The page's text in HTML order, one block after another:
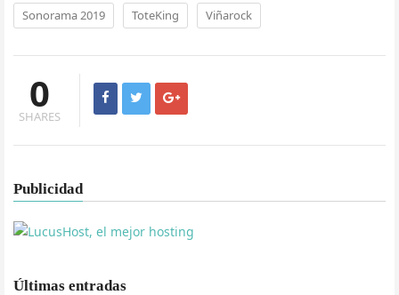
Sonorama 2019 ToteKing Viñarock
0
SHARES
Publicidad
Últimas entradas